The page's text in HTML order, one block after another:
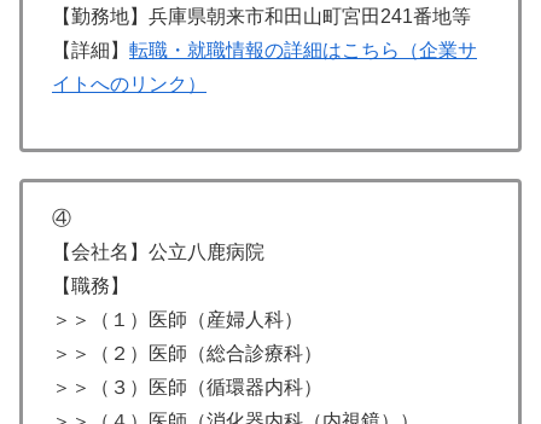
【勤務地】兵庫県朝来市和田山町宮田241番地等
【詳細】 転職・就職情報の詳細はこちら（企業サ
イトへのリンク）
④
【会社名】公立八鹿病院
【職務】
＞＞（１）医師（産婦人科）
＞＞（２）医師（総合診療科）
＞＞（３）医師（循環器内科）